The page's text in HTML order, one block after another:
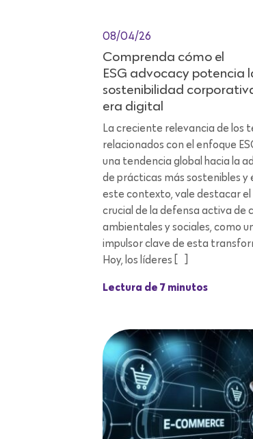
08/04/26
Comprenda cómo el
ESG advocacy potencia
sostenibilidad
era digital
La creciente relevancia de los
relacionados con el enfoque
una tendencia global hacia la
de prácticas más sostenibles y
este contexto, vale destacar el
crucial de la defensa activa de
ambientales y sociales, como
impulsor clave de esta
Hoy, los líderes […]
Lectura de 7 minutos